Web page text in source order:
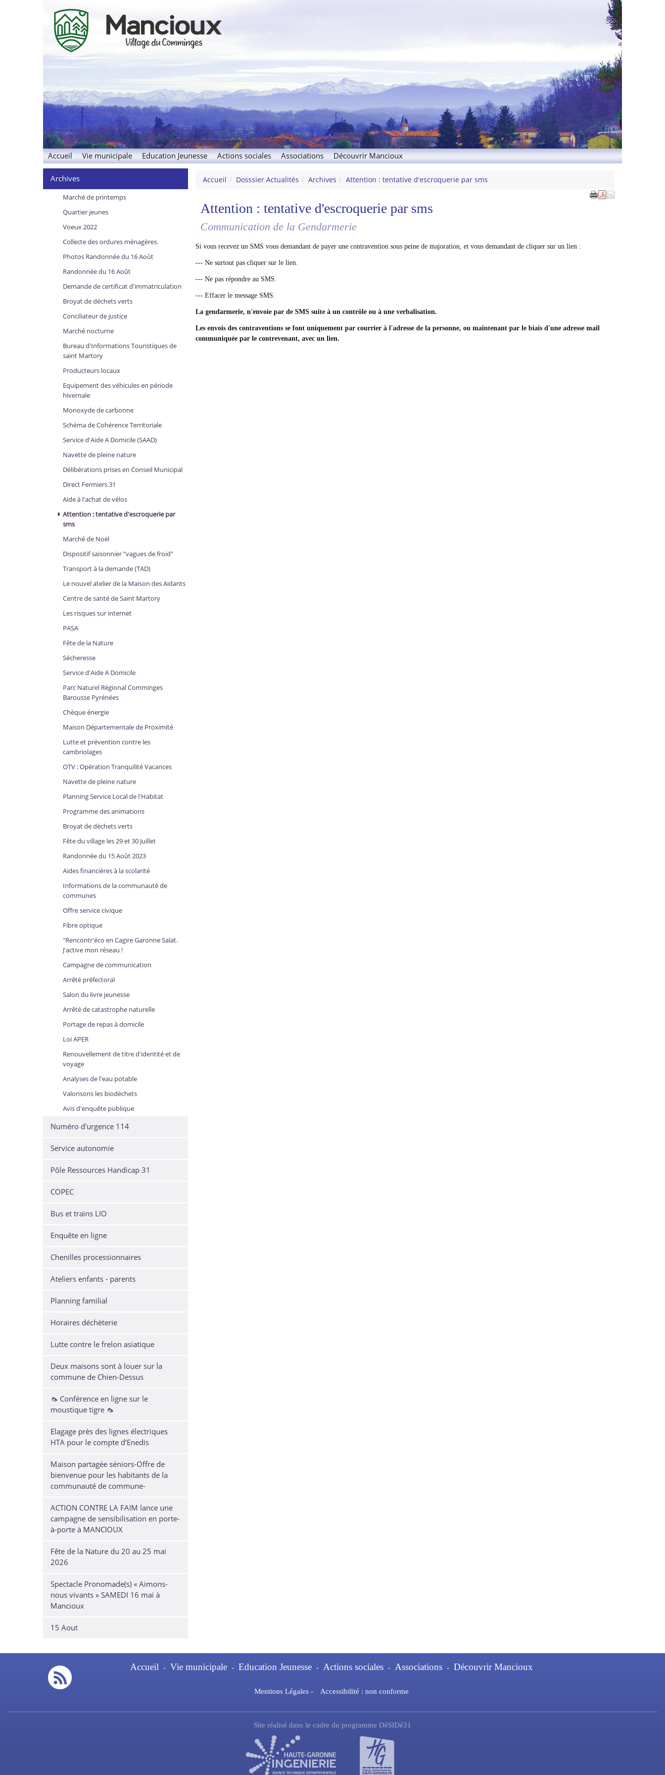
Mancioux
Village du Comminges
Accueil Vie municipale Education Jeunesse Actions sociales Associations Découvrir Mancioux
Accueil Dosssier Actualités Archives Attention : tentative d'escroquerie par sms
Attention : tentative d'escroquerie par sms
Communication de la Gendarmerie
Si vous recevez un SMS vous demandant de payer une contravention sous peine de majoration, et vous demandant de cliquer sur un lien :
--- Ne surtout pas cliquer sur le lien.
--- Ne pas répondre au SMS.
--- Effacer le message SMS.
La gendarmerie, n'envoie par de SMS suite à un contrôle ou à une verbalisation.
Les envois des contraventions se font uniquement par courrier à l'adresse de la personne, ou maintenant par le biais d'une adresse mail
communiquée par le contrevenant, avec un lien.
Archives
Marché de printemps
Quartier jeunes
Voeux 2022
Collecte des ordures ménagères.
Photos Randonnée du 16 Août
Randonnée du 16 Août
Demande de certificat d'immatriculation
Broyat de déchets verts
Conciliateur de justice
Marché nocturne
Bureau d'Informations Touristiques de
saint Martory
Producteurs locaux
Equipement des véhicules en période
hivernale
Monoxyde de carbonne
Schéma de Cohérence Territoriale
Service d'Aide A Domicile (SAAD)
Navette de pleine nature
Délibérations prises en Conseil Municipal
Direct Fermiers 31
Aide à l'achat de vélos
Attention : tentative d'escroquerie par
sms
Marché de Noël
Dispositif saisonnier "vagues de froid"
Transport à la demande (TAD)
Le nouvel atelier de la Maison des Aidants
Centre de santé de Saint Martory
Les risques sur internet
PASA
Fête de la Nature
Sécheresse
Service d'Aide A Domicile
Parc Naturel Régional Comminges
Barousse Pyrénées
Chèque énergie
Maison Départementale de Proximité
Lutte et prévention contre les
cambriolages
OTV : Opération Tranquilité Vacances
Navette de pleine nature
Planning Service Local de l'Habitat
Programme des animations
Broyat de déchets verts
Fête du village les 29 et 30 Juillet
Randonnée du 15 Août 2023
Aides financières à la scolarité
Informations de la communauté de
communes
Offre service civique
Fibre optique
"Rencontr'éco en Cagire Garonne Salat.
J'active mon réseau !
Campagne de communication
Arrêté préfectoral
Salon du livre jeunesse
Arrêté de catastrophe naturelle
Portage de repas à domicile
Loi APER
Renouvellement de titre d'identité et de
voyage
Analyses de l'eau potable
Valorisons les biodéchets
Avis d'enquête publique
Numéro d'urgence 114
Service autonomie
Pôle Ressources Handicap 31
COPEC
Bus et trains LIO
Enquête en ligne
Chenilles processionnaires
Ateliers enfants - parents
Planning familial
Horaires déchèterie
Lutte contre le frelon asiatique
Deux maisons sont à louer sur la
commune de Chien-Dessus
🦟 Conférence en ligne sur le
moustique tigre 🦟
Elagage près des lignes électriques
HTA pour le compte d'Enedis
Maison partagée séniors-Offre de
bienvenue pour les habitants de la
communauté de commune-
ACTION CONTRE LA FAIM lance une
campagne de sensibilisation en porte-
à-porte à MANCIOUX
Fête de la Nature du 20 au 25 mai
2026
Spectacle Pronomade(s) « Aimons-
nous vivants » SAMEDI 16 mai à
Mancioux
15 Aout
Accueil - Vie municipale - Education Jeunesse - Actions sociales - Associations - Découvrir Mancioux
Mentions Légales- Accessibilité : non conforme
Site réalisé dans le cadre du programme DéSIDé31